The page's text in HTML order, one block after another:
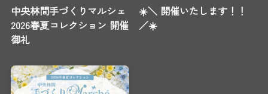
中央林間手づくりマルシェ
2026春夏コレクション 開催
御礼
☀️＼ 開催いたします！！
／☀️